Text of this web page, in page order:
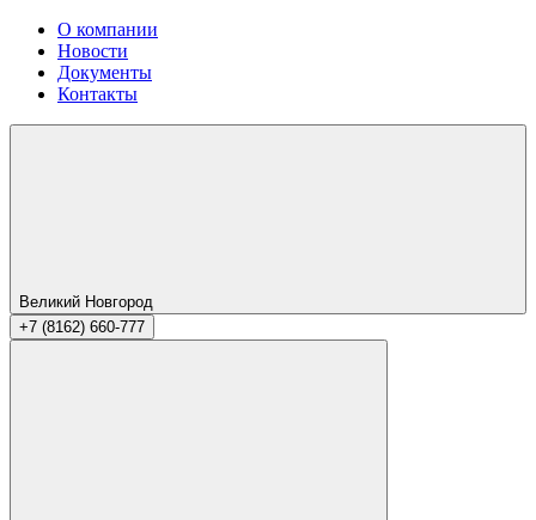
О компании
Новости
Документы
Контакты
Великий Новгород
+7 (8162) 660-777